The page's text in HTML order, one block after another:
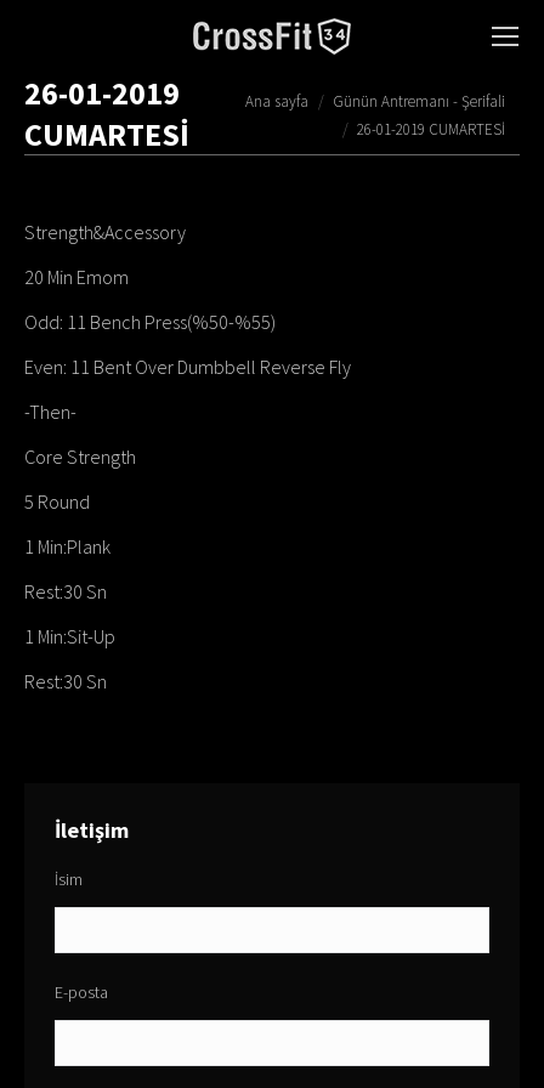
26-01-2019
CUMARTESİ
You are here:
Ana sayfa
Günün Antremanı - Şerifali
26-01-2019 CUMARTESİ
Strength&Accessory
20 Min Emom
Odd: 11 Bench Press(%50-%55)
Even: 11 Bent Over Dumbbell Reverse Fly
-Then-
Core Strength
5 Round
1 Min:Plank
Rest:30 Sn
1 Min:Sit-Up
Rest:30 Sn
İletişim
İsim
E-posta